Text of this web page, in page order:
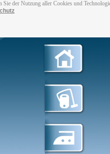
der Nutzung aller Cookies und